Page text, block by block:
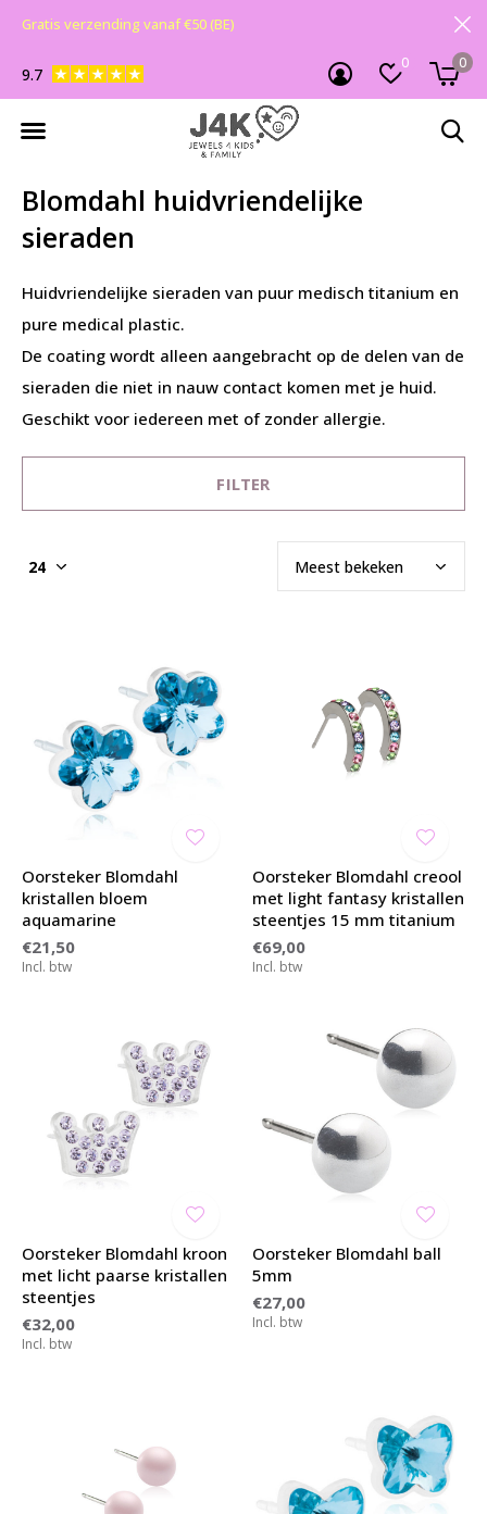
0 0
9.7
Gratis verzending vanaf €50 (BE)
Blomdahl huidvriendelijke
sieraden
Huidvriendelijke sieraden van puur medisch titanium en
pure medical plastic.
De coating wordt alleen aangebracht op de delen van de
sieraden die niet in nauw contact komen met je huid.
Geschikt voor iedereen met of zonder allergie.
FILTER
Oorsteker Blomdahl
kristallen bloem
aquamarine
€21,50
Incl. btw
Oorsteker Blomdahl creool
met light fantasy kristallen
steentjes 15 mm titanium
€69,00
Incl. btw
Oorsteker Blomdahl kroon
met licht paarse kristallen
steentjes
€32,00
Incl. btw
Oorsteker Blomdahl ball
5mm
€27,00
Incl. btw